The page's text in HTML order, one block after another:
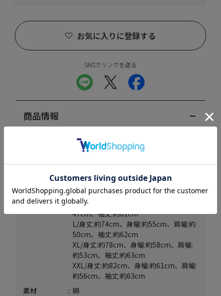
お気に入りに登録する
SNSでリンクを送る
商品情報
IGT231201TS-M148-S5053XXL
通販開始日
2024/01/26 19:00:00
サイズ
M/身丈:約70cm、身幅:約52cm、肩幅:約
47cm、袖丈:約61cm
L/身丈:約74cm、身幅:約55cm、肩幅:約
50cm、袖丈:約62cm
XL/身丈:約78cm、身幅:約58cm、肩幅:
約53cm、袖丈:約63cm
XXL/身丈:約82cm、身幅:約61cm、肩幅:
約56cm、袖丈:約63cm
素材
綿